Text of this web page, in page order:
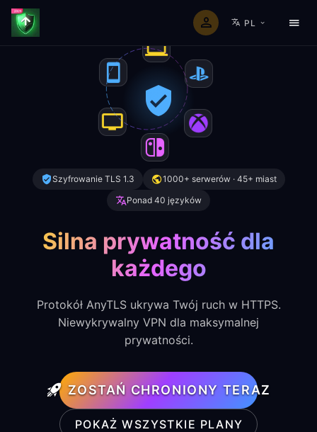
PL
Szyfrowanie TLS 1.3
1000+ serwerów · 45+ miast
Ponad 40 języków
Silna prywatność dla
każdego
Protokół AnyTLS ukrywa Twój ruch w HTTPS.
Niewykrywalny VPN dla maksymalnej
prywatności.
ZOSTAŃ CHRONIONY TERAZ
POKAŻ WSZYSTKIE PLANY